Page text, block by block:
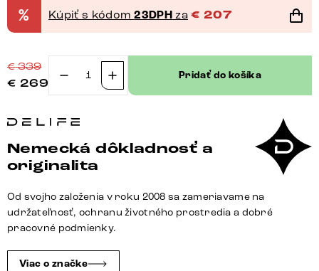
% Kúpiť s kódom23DPH za € 207
€339
€ 269
množstvo
jedálenská
Clea-
Flex
texturovaná
látka
mäkký
konzolová
Pridať do košíka
Nemecká dôkladnosť a
originalita
Od svojho založenia v roku 2008 sa zameriavame na
udržateľnosť, ochranu životného prostredia a dobré
pracovné podmienky.
Viac o značke